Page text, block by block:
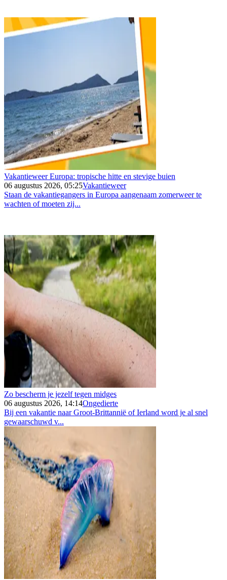
Vakantieweer Europa: tropische hitte en stevige buien
06 augustus 2026, 05:25Vakantieweer
Staan de vakantiegangers in Europa aangenaam zomerweer te
wachten of moeten zij...
Zo bescherm je jezelf tegen midges
06 augustus 2026, 14:14Ongedierte
Bij een vakantie naar Groot-Brittannië of Ierland word je al snel
gewaarschuwd v...